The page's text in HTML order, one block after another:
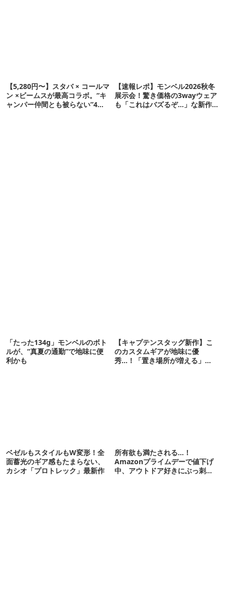
【5,280円〜】スタバ × コールマ
ン ×ビームスが最高コラボ。“キ
ャンパー仲間とも被らない”4ア
【速報レポ】モンベル2026秋冬
展示会！驚き価格の3wayウェア
も「これはバズるぞ…」な新作
「たった134g」モンベルのボト
ルが、“真夏の通勤”で地味に便
利かも
【キャプテンスタッグ新作】こ
のカスタムギアが地味に優
秀…！「置き場所が増える」
ベゼルもスタイルもW変形！全
面蓄光のギア感もたまらない、
カシオ「プロトレック」最新作
所有欲も満たされる…！
Amazonプライムデーで値下げ
中、アウトドア好きにぶっ刺さ